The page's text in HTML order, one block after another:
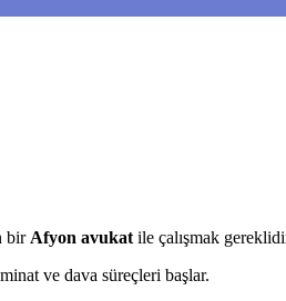
bir Afyon avukat ile çalışmak
ve dava süreçleri başlar.